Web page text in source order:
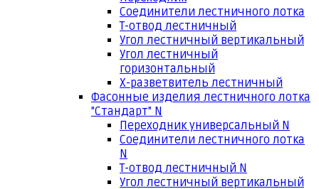
Соединители лестничного лотка
Т-отвод лестничный
Угол лестничный вертикальный
Угол лестничный
горизонтальный
Х-разветвитель лестничный
Фасонные изделия лестничного лотка
"Стандарт" N
Переходник универсальный N
Соединители лестничного лотка
N
Т-отвод лестничный N
Угол лестничный вертикальный